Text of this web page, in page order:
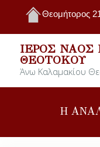
Θεομήτορος
ΙΕΡΌΣ
ΘΕΟΤΌΚΟΥ
Άνω Καλαμακίου
Η